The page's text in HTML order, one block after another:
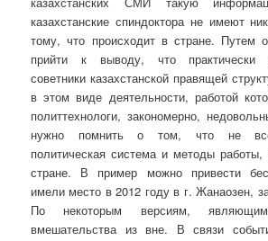
казахстанские спиндоктора не имеют
тому, что происходит в стране.
прийти к выводу, что практически
советники казахстанской правящей
в этом виде деятельности, работой
политтехнологи, закономерно,
нужно помнить о том, что не
политическая система и методы
стране. В пример можно привести
имели место в 2012 году в г. Жанаозен,
По некоторым версиям,
вмешательства из вне. В связи